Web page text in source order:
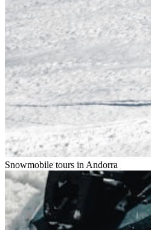
Snowmobile tours in Andorra